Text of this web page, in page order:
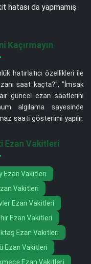
hatası da yapmamış
Kaçırmayın
hatırlatıcı özellikleri ile
saat kaçta?", "İmsak
güncel ezan saatlerini
algılama sayesinde
saati gösterimi yapılır.
Ezan Vakitleri
Ezan Vakitleri
Vakitleri
Ezan Vakitleri
Ezan Vakitleri
Ezan Vakitleri
Ezan Vakitleri
Ezan Vakitleri